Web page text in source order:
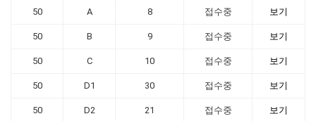
50 A 8 접수중 보기
50 B 9 접수중 보기
50 C 10 접수중 보기
50 D1 30 접수중 보기
50 D2 21 접수중 보기